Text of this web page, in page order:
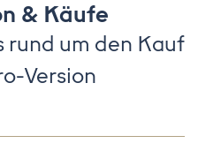
& Käufe
rund um den Kauf
Version